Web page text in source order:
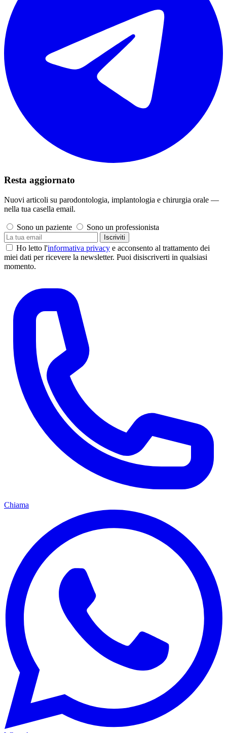
Resta aggiornato
Nuovi articoli su parodontologia, implantologia e chirurgia orale —
nella tua casella email.
Sono un paziente Sono un professionista
Iscriviti
Ho letto l'informativa privacy e acconsento al trattamento dei
miei dati per ricevere la newsletter. Puoi disiscriverti in qualsiasi
momento.
Chiama